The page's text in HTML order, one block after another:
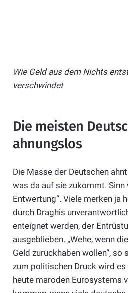
Wie Geld aus dem Nichts
verschwindet
Die meisten
ahnungslos
Die Masse der Deutschen
was da auf sie zukommt. Sinn
Entwertung“. Viele merken ja
durch Draghis
enteignet werden, der
ausgeblieben. „Wehe, wenn
Geld zurückhaben wollen“, so
zum politischen Druck wird es
heute maroden Eurosystems